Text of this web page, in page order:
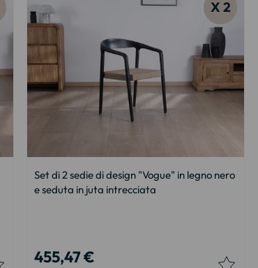
X 2
Set di 2 sedie di design "Vogue" in legno nero
e seduta in juta intrecciata
455,47 €